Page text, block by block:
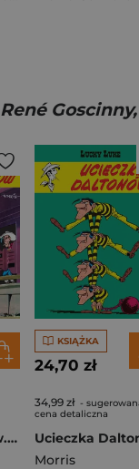
René
Kuzyni Daltonów. Lucky Luke wyd. 2026
KSIĄŻKA
24,70 zł
34,99 zł -
cena detaliczna
Morris